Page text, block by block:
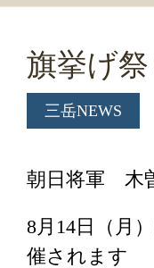
旗挙げ
三岳NEWS
朝日将軍 木
8月14日（月
催されます